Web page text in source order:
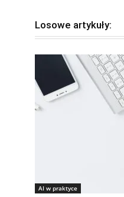
Losowe artykuły:
AI w praktyce